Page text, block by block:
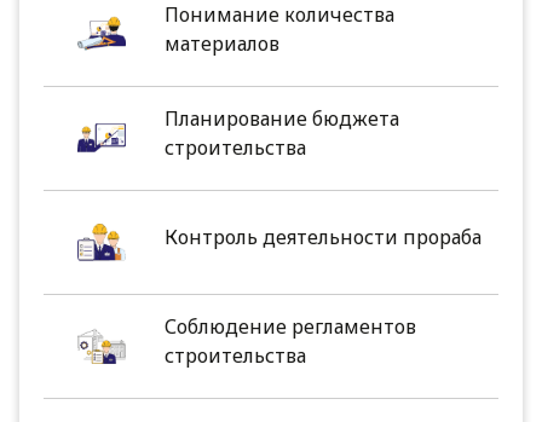
Понимание количества
материалов
Планирование бюджета
строительства
Контроль деятельности прораба
Соблюдение регламентов
строительства